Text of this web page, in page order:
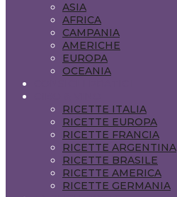
ASIA
AFRICA
CAMPANIA
AMERICHE
EUROPA
OCEANIA
RICETTE ITALIA
RICETTE EUROPA
RICETTE FRANCIA
RICETTE ARGENTINA
RICETTE BRASILE
RICETTE AMERICA
RICETTE GERMANIA